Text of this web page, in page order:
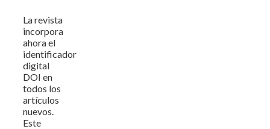
La revista
incorpora
ahora el
identificador
digital
DOI en
todos los
artículos
nuevos.
Este